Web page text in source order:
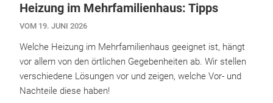
Heizung im Mehrfamilienhaus: Tipps
VOM 19. JUNI 2026
Welche Heizung im Mehrfamilienhaus geeignet ist, hängt
vor allem von den örtlichen Gegebenheiten ab. Wir stellen
verschiedene Lösungen vor und zeigen, welche Vor- und
Nachteile diese haben!